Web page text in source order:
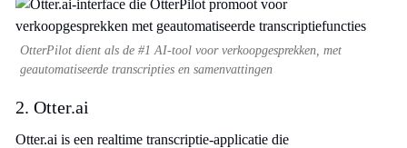
OtterPilot dient als de #1 AI-tool voor verkoopgesprekken, met
geautomatiseerde transcripties en samenvattingen
2. Otter.ai
Otter.ai is een realtime transcriptie-applicatie die